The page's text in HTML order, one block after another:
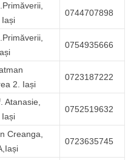
Iași
0744707898
0754935666
2. Iași
0723187222
Atanasie,
Iași
0752519632
Creanga,
0723635745